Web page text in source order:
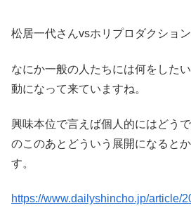
松居一代さんvsホリプロダクション
なにか一般の人たちには何をした
動になって来ていますね。
興味本位で言えば個人的にはどう
のこのあとどういう展開になると
す。
https://www.dailyshincho.jp/article/